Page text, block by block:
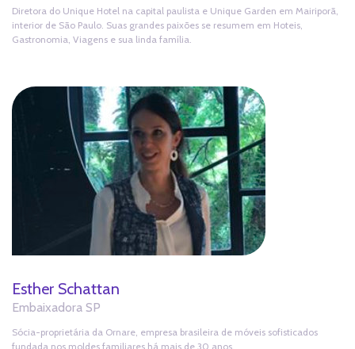
Diretora do Unique Hotel na capital paulista e Unique Garden em Mairiporã,
interior de São Paulo. Suas grandes paixões se resumem em Hoteis,
Gastronomia, Viagens e sua linda família.
Esther Schattan
Embaixadora SP
Sócia-proprietária da Ornare, empresa brasileira de móveis sofisticados
fundada nos moldes familiares há mais de 30 anos.